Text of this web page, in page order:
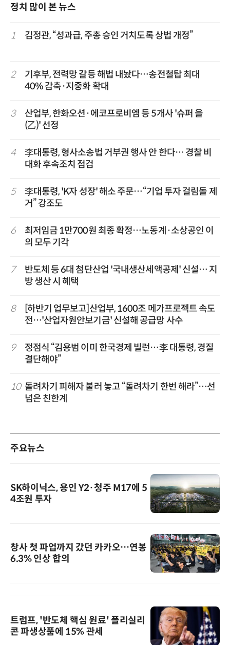
정치 많이 본 뉴스
1 김정관, “성과급, 주총 승인 거치도록 상법 개정”
2
기후부, 전력망 갈등 해법 내놨다…송전철탑 최대
40% 감축·지중화 확대
3
산업부, 한화오션·에코프로비엠 등 5개사 '슈퍼 을
(乙)' 선정
4
李대통령, 형사소송법 거부권 행사 안 한다… 경찰 비
대화 후속조치 점검
5
李대통령, 'K자 성장' 해소 주문…“기업 투자 걸림돌 제
거” 강조도
6
최저임금 1만700원 최종 확정…노동계·소상공인 이
의 모두 기각
7
반도체 등 6대 첨단산업 '국내생산세액공제' 신설… 지
방 생산 시 혜택
8
[하반기 업무보고]산업부, 1600조 메가프로젝트 속도
전…'산업자원안보기금' 신설해 공급망 사수
9
정점식 “김용범 이미 한국경제 빌런…李 대통령, 경질
결단해야”
10 돌려차기 피해자 불러 놓고 “돌려차기 한번 해라”…선
넘은 친한계
주요뉴스
SK하이닉스, 용인 Y2·청주 M17에 5
4조원 투자
창사 첫 파업까지 갔던 카카오…연봉
6.3% 인상 합의
트럼프, '반도체 핵심 원료' 폴리실리
콘 파생상품에 15% 관세